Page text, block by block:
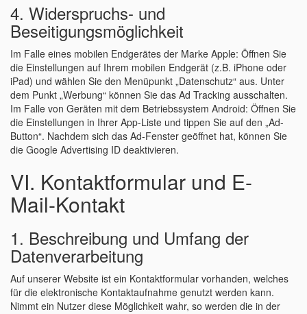
4. Widerspruchs- und
Beseitigungsmöglichkeit
Im Falle eines mobilen Endgerätes der Marke Apple: Öffnen Sie
die Einstellungen auf Ihrem mobilen Endgerät (z.B. iPhone oder
iPad) und wählen Sie den Menüpunkt „Datenschutz“ aus. Unter
dem Punkt „Werbung“ können Sie das Ad Tracking ausschalten.
Im Falle von Geräten mit dem Betriebssystem Android: Öffnen Sie
die Einstellungen in Ihrer App-Liste und tippen Sie auf den „Ad-
Button“. Nachdem sich das Ad-Fenster geöffnet hat, können Sie
die Google Advertising ID deaktivieren.
VI. Kontaktformular und E-
Mail-Kontakt
1. Beschreibung und Umfang der
Datenverarbeitung
Auf unserer Website ist ein Kontaktformular vorhanden, welches
für die elektronische Kontaktaufnahme genutzt werden kann.
Nimmt ein Nutzer diese Möglichkeit wahr, so werden die in der